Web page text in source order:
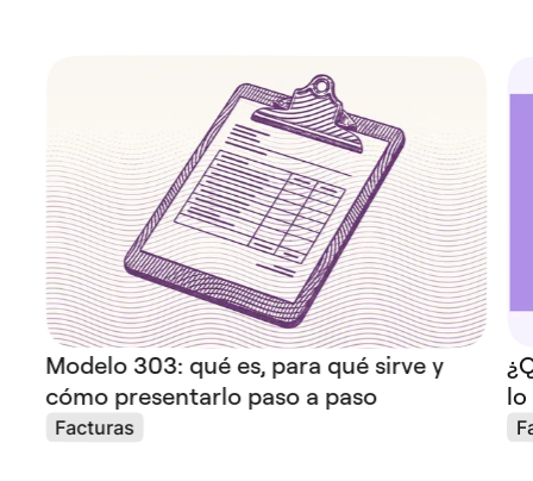
Modelo 303: qué es, para qué sirve y
cómo presentarlo paso a paso
Facturas
lo